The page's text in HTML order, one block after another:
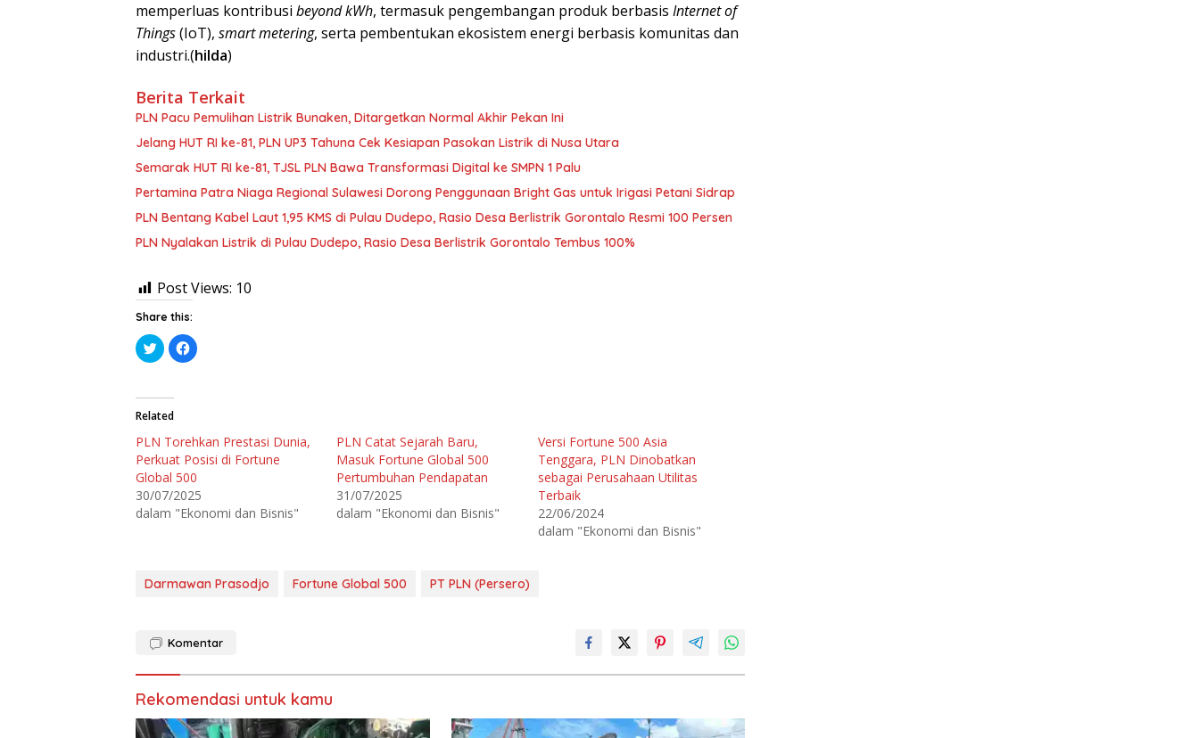
memperluas kontribusi beyond kWh, termasuk pengembangan produk berbasis Internet of
Things(IoT), smart metering, serta pembentukan ekosistem energi berbasis komunitas dan
industri.(hilda)
Berita Terkait
PLN Pacu Pemulihan Listrik Bunaken, Ditargetkan Normal Akhir Pekan Ini
Jelang HUT RI ke-81, PLN UP3 Tahuna Cek Kesiapan Pasokan Listrik di Nusa Utara
Semarak HUT RI ke-81, TJSL PLN Bawa Transformasi Digital ke SMPN 1 Palu
Pertamina Patra Niaga Regional Sulawesi Dorong Penggunaan Bright Gas untuk Irigasi Petani Sidrap
PLN Bentang Kabel Laut 1,95 KMS di Pulau Dudepo, Rasio Desa Berlistrik Gorontalo Resmi 100 Persen
PLN Nyalakan Listrik di Pulau Dudepo, Rasio Desa Berlistrik Gorontalo Tembus 100%
Post Views: 10
Share this:
K
l
n
t
u
b
r
b
a
g
p
i
t
(
M
b
k
a
d
K
l
m
m
b
a
g
k
a
c
k
e
b
u
k
a
Related
PLN Torehkan Prestasi Dunia,
Perkuat Posisi di Fortune
Global 500
30/07/2025
dalam "Ekonomi dan Bisnis"
PLN Catat Sejarah Baru,
Masuk Fortune Global 500
Pertumbuhan Pendapatan
31/07/2025
dalam "Ekonomi dan Bisnis"
Versi Fortune 500 Asia
Tenggara, PLN Dinobatkan
sebagai Perusahaan Utilitas
Terbaik
22/06/2024
dalam "Ekonomi dan Bisnis"
Darmawan Prasodjo Fortune Global 500 PT PLN (Persero)
Komentar
Rekomendasi untuk kamu